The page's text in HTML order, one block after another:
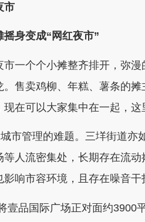
市
身变成“网红夜市”
个个小摊整齐排开，弥漫
售卖鸡柳、年糕、薯条的
在可以大家集中在一起，
管理的难题。三垟街道亦
人流密集处，长期存在流
响市容环境，且存在噪音干
品国际广场正对面约3900